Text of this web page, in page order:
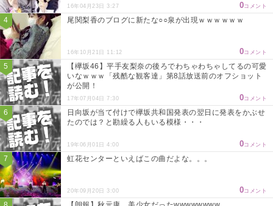
16年04月23日 3:27 0コメント
尾関梨香のブログに新たな○○泉が出現ｗｗｗｗｗｗ
16年10月21日 11:12 0コメント
【欅坂46】平手友梨奈の後ろでわちゃわちゃしてるの可愛
いなｗｗｗ「残酷な観客達」第8話放送前のオフショット
が公開！
17年07月04日 7:30 0コメント
日向坂が当て付けで欅坂共和国発表の翌日に発表をかぶせ
たのでは？と勘繰る人もいる模様・・・
19年06月01日 4:00 0コメント
虹花センターといえばこの曲だよな。。。
20年09月20日 3:00 0コメント